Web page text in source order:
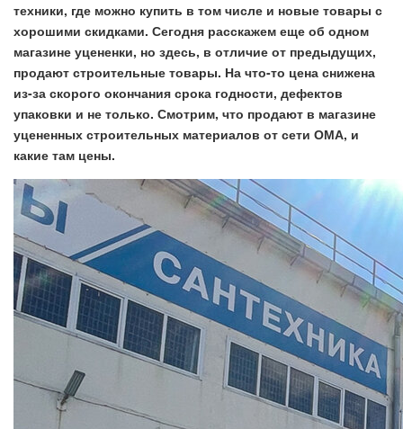
техники, где можно купить в том числе и новые товары с
хорошими скидками. Сегодня расскажем еще об одном
магазине уцененки, но здесь, в отличие от предыдущих,
продают строительные товары. На что-то цена снижена
из-за скорого окончания срока годности, дефектов
упаковки и не только. Смотрим, что продают в магазине
уцененных строительных материалов от сети ОМА, и
какие там цены.